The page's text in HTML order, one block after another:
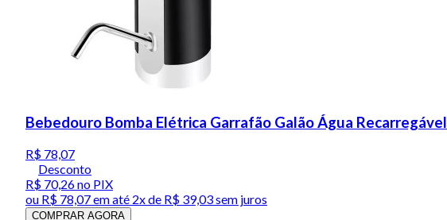
Bebedouro Bomba Elétrica Garrafão Galão Água Recarregável
R$ 78,07
Desconto
R$ 70,26no PIX
ou R$ 78,07em até 2x de R$ 39,03 sem juros
COMPRAR AGORA